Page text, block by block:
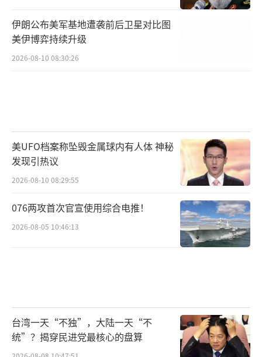
伊朗公布美军基地遭袭前后卫星对比图
美伊博弈持续升级
2026-08-10 08:30:26
美UFO档案称坠毁金属球内有人体 神秘
发现引热议
2026-08-10 08:29:55
076两攻首次官宣使用综合电推！
2026-08-05 10:46:13
台湾一天“不独”，大陆一天“不
统”？揭穿民进党最核心的盘算